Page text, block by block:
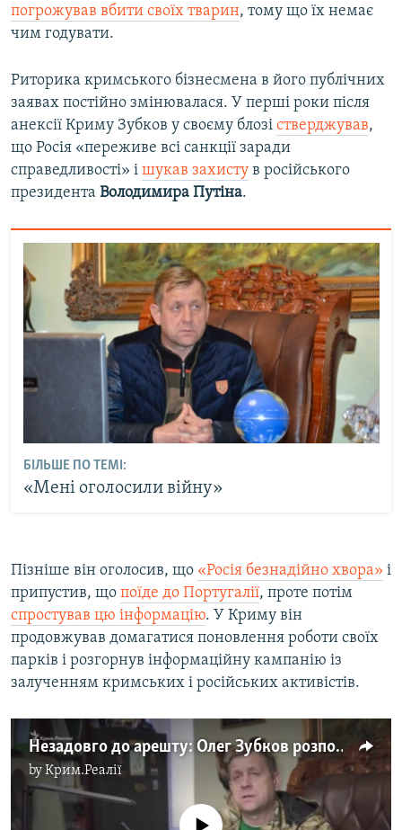
погрожував вбити своїх тварин, тому що їх немає
чим годувати.
Риторика кримського бізнесмена в його публічних
заявах постійно змінювалася. У перші роки після
анексії Криму Зубков у своєму блозі стверджував,
що Росія «переживе всі санкції заради
справедливості» і шукав захисту в російського
президента Володимира Путіна.
БІЛЬШЕ ПО ТЕМІ:
«Мені оголосили війну»
Пізніше він оголосив, що «Росія безнадійно хвора» і
припустив, що поїде до Португалії, проте потім
спростував цю інформацію. У Криму він
продовжував домагатися поновлення роботи своїх
парків і розгорнув інформаційну кампанію із
залученням кримських і російських активістів.
Незадовго до арешту: Олег Зубков розповів про суди в Криму (відео)
byКрим.Реалії
No media source currently available